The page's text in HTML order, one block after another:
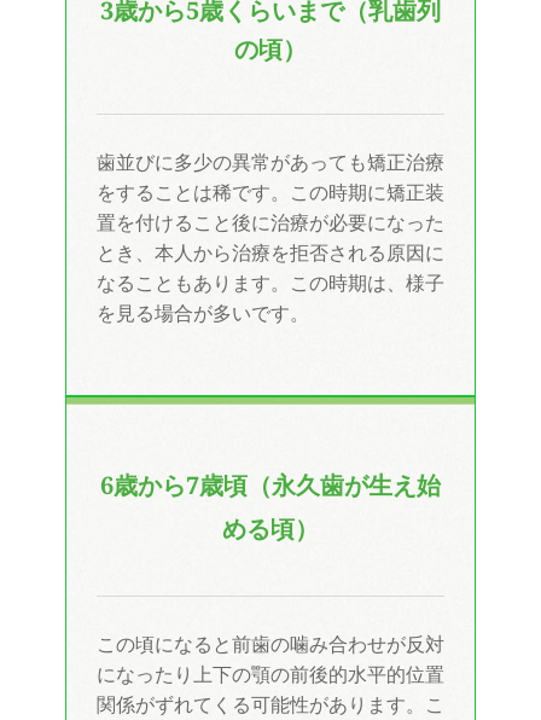
3歳から5歳くらいまで（乳歯列
の頃）
歯並びに多少の異常があっても矯正治療
をすることは稀です。この時期に矯正装
置を付けること後に治療が必要になった
とき、本人から治療を拒否される原因に
なることもあります。この時期は、様子
を見る場合が多いです。
6歳から7歳頃（永久歯が生え始
める頃）
この頃になると前歯の噛み合わせが反対
になったり上下の顎の前後的水平的位置
関係がずれてくる可能性があります。こ